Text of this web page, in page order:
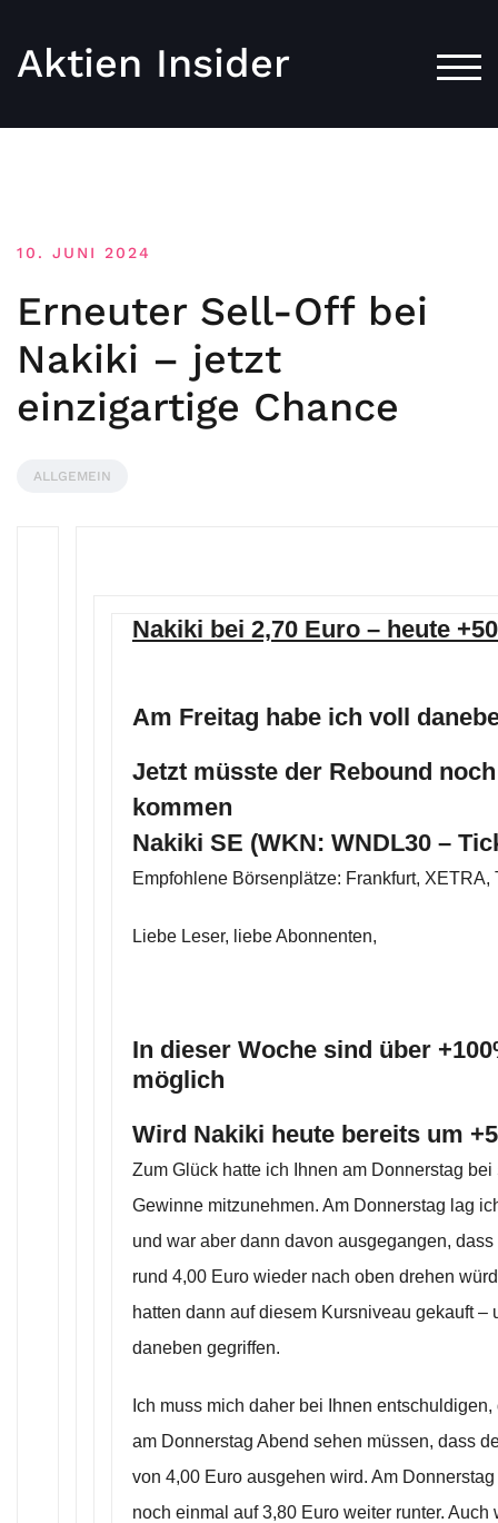
Aktien Insider
10. JUNI 2024
Erneuter Sell-Off bei
Nakiki – jetzt
einzigartige Chance
ALLGEMEIN
Nakiki bei 2,70 Euro – heute
Am Freitag habe ich voll
Jetzt müsste der Rebound
kommen
Nakiki SE (WKN: WNDL30 –
Empfohlene Börsenplätze: Frankfurt, XETRA,
Liebe Leser, liebe Abonnenten,
In dieser Woche sind über
möglich
Wird Nakiki heute bereits um
Zum Glück hatte ich Ihnen am Donnerstag
Gewinne mitzunehmen. Am Donnerstag lag
und war aber dann davon ausgegangen,
rund 4,00 Euro wieder nach oben drehen
hatten dann auf diesem Kursniveau gekauft –
daneben gegriffen.
Ich muss mich daher bei Ihnen
am Donnerstag Abend sehen müssen, dass
von 4,00 Euro ausgehen wird. Am
noch einmal auf 3,80 Euro weiter runter. Auch